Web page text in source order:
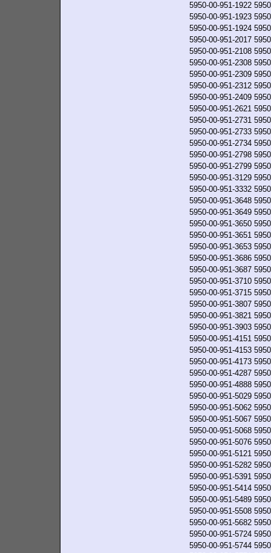
5950-00-951-1922
5950-00-951-1923
5950-00-951-1924
5950-00-951-2017
5950-00-951-2108
5950-00-951-2308
5950-00-951-2309
5950-00-951-2312
5950-00-951-2409
5950-00-951-2621
5950-00-951-2731
5950-00-951-2733
5950-00-951-2734
5950-00-951-2798
5950-00-951-2799
5950-00-951-3129
5950-00-951-3332
5950-00-951-3648
5950-00-951-3649
5950-00-951-3650
5950-00-951-3651
5950-00-951-3653
5950-00-951-3686
5950-00-951-3687
5950-00-951-3710
5950-00-951-3715
5950-00-951-3807
5950-00-951-3821
5950-00-951-3903
5950-00-951-4151
5950-00-951-4153
5950-00-951-4173
5950-00-951-4287
5950-00-951-4888
5950-00-951-5029
5950-00-951-5062
5950-00-951-5067
5950-00-951-5068
5950-00-951-5076
5950-00-951-5121
5950-00-951-5282
5950-00-951-5391
5950-00-951-5414
5950-00-951-5489
5950-00-951-5508
5950-00-951-5682
5950-00-951-5724
5950-00-951-5744